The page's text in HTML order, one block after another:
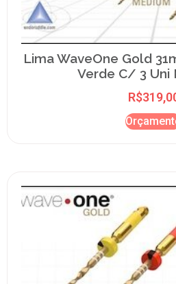
Lima WaveOne Gold
Verde C/ 3 Uni
R$